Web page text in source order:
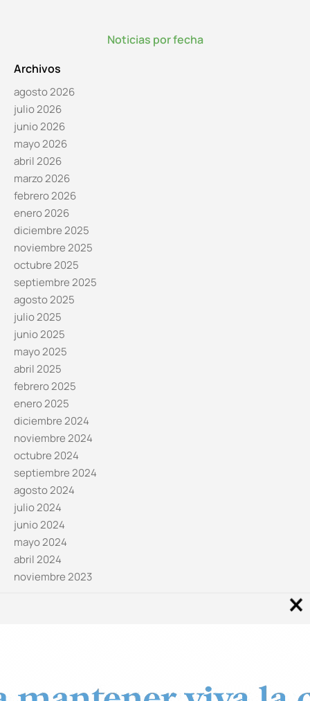
Noticias por fecha
Archivos
agosto 2026
julio 2026
junio 2026
mayo 2026
abril 2026
marzo 2026
febrero 2026
enero 2026
diciembre 2025
noviembre 2025
octubre 2025
septiembre 2025
agosto 2025
julio 2025
junio 2025
mayo 2025
abril 2025
febrero 2025
enero 2025
diciembre 2024
noviembre 2024
octubre 2024
septiembre 2024
agosto 2024
julio 2024
junio 2024
mayo 2024
abril 2024
noviembre 2023